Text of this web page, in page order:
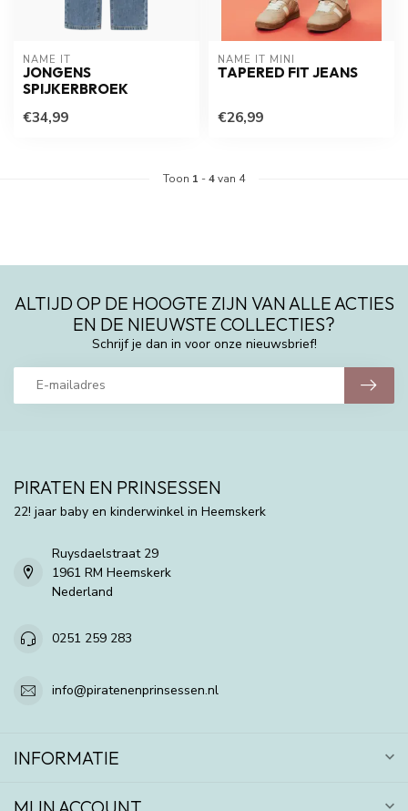
NAME IT
JONGENS
SPIJKERBROEK
€34,99
NAME IT MINI
TAPERED FIT JEANS
€26,99
Toon 1 -4van 4
ALTIJD OP DE HOOGTE ZIJN VAN ALLE ACTIES
EN DE NIEUWSTE COLLECTIES?
Schrijf je dan in voor onze nieuwsbrief!
PIRATEN EN PRINSESSEN
22! jaar baby en kinderwinkel in Heemskerk
Ruysdaelstraat 29
1961 RM Heemskerk
Nederland
0251 259 283
info@piratenenprinsessen.nl
INFORMATIE